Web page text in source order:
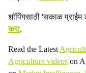
शॉपिंगसाठी 'सकाळ प्राईम
करा.
Read the Latest
Agriculture videos on